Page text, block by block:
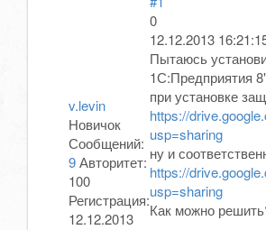
v.levin
Новичок
Сообщений:
9Авторитет:
100
Регистрация:
12.12.2013
0
12.12.2013
Пытаюсь
1С:Предприятия
при установке
https://
usp=sharing
ну и
https://
usp=sharing
Как можно